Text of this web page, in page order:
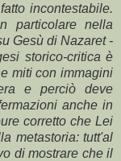
incontestabile.
particolare nella
Gesù di Nazaret -
storico-critica è
miti con immagini
e perciò deve
anche in
corretto che Lei
metastoria: tutt'al
di mostrare che il